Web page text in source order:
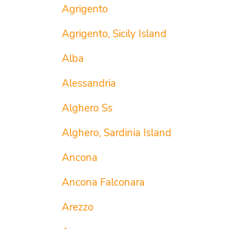
Agrigento
Agrigento, Sicily Island
Alba
Alessandria
Alghero Ss
Alghero, Sardinia Island
Ancona
Ancona Falconara
Arezzo